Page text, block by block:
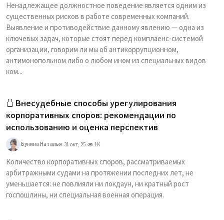
Ненадлежащее должностное поведение является одним из
существенных рисков в работе современных компаний.
Выявление и противодействие данному явлению — одна из
ключевых задач, которые стоят перед комплаенс-системой
организации, говорим ли мы об антикоррупционном,
антимонопольном либо о любом ином из специальных видов
ком...
Внесудебные способы урегулирования
корпоративных споров: рекомендации по
использованию и оценка перспектив
Бунина Наталья 31 окт, 25 1K
Количество корпоративных споров, рассматриваемых
арбитражными судами на протяжении последних лет, не
уменьшается: не повлияли ни локдаун, ни кратный рост
госпошлины, ни специальная военная операция.